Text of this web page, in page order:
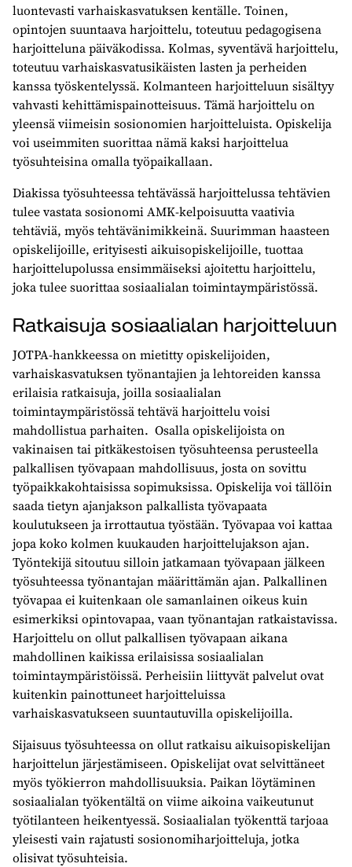
luontevasti varhaiskasvatuksen kentälle. Toinen,
opintojen suuntaava harjoittelu, toteutuu pedagogisena
harjoitteluna päiväkodissa. Kolmas, syventävä harjoittelu,
toteutuu varhaiskasvatusikäisten lasten ja perheiden
kanssa työskentelyssä. Kolmanteen harjoitteluun sisältyy
vahvasti kehittämispainotteisuus. Tämä harjoittelu on
yleensä viimeisin sosionomien harjoitteluista. Opiskelija
voi useimmiten suorittaa nämä kaksi harjoittelua
työsuhteisina omalla työpaikallaan.
Diakissa työsuhteessa tehtävässä harjoittelussa tehtävien
tulee vastata sosionomi AMK-kelpoisuutta vaativia
tehtäviä, myös tehtävänimikkeinä. Suurimman haasteen
opiskelijoille, erityisesti aikuisopiskelijoille, tuottaa
harjoittelupolussa ensimmäiseksi ajoitettu harjoittelu,
joka tulee suorittaa sosiaalialan toimintaympäristössä.
Ratkaisuja sosiaalialan harjoitteluun
JOTPA-hankkeessa on mietitty opiskelijoiden,
varhaiskasvatuksen työnantajien ja lehtoreiden kanssa
erilaisia ratkaisuja, joilla sosiaalialan
toimintaympäristössä tehtävä harjoittelu voisi
mahdollistua parhaiten. Osalla opiskelijoista on
vakinaisen tai pitkäkestoisen työsuhteensa perusteella
palkallisen työvapaan mahdollisuus, josta on sovittu
työpaikkakohtaisissa sopimuksissa. Opiskelija voi tällöin
saada tietyn ajanjakson palkallista työvapaata
koulutukseen ja irrottautua työstään. Työvapaa voi kattaa
jopa koko kolmen kuukauden harjoittelujakson ajan.
Työntekijä sitoutuu silloin jatkamaan työvapaan jälkeen
työsuhteessa työnantajan määrittämän ajan. Palkallinen
työvapaa ei kuitenkaan ole samanlainen oikeus kuin
esimerkiksi opintovapaa, vaan työnantajan ratkaistavissa.
Harjoittelu on ollut palkallisen työvapaan aikana
mahdollinen kaikissa erilaisissa sosiaalialan
toimintaympäristöissä. Perheisiin liittyvät palvelut ovat
kuitenkin painottuneet harjoitteluissa
varhaiskasvatukseen suuntautuvilla opiskelijoilla.
Sijaisuus työsuhteessa on ollut ratkaisu aikuisopiskelijan
harjoittelun järjestämiseen. Opiskelijat ovat selvittäneet
myös työkierron mahdollisuuksia. Paikan löytäminen
sosiaalialan työkentältä on viime aikoina vaikeutunut
työtilanteen heikentyessä. Sosiaalialan työkenttä tarjoaa
yleisesti vain rajatusti sosionomiharjoitteluja, jotka
olisivat työsuhteisia.